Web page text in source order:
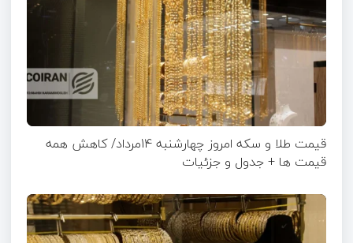
قیمت طلا و سکه امروز چهارشنبه 14مرداد/ کاهش همه
قیمت ها + جدول و جزئیات